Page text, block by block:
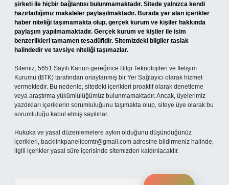
şirketi ile hiçbir bağlantısı bulunmamaktadır. Sitede yalnızca kendi
hazırladığımız makaleler paylaşılmaktadır. Burada yer alan içerikler
haber niteliği taşımamakta olup, gerçek kurum ve kişiler hakkında
paylaşım yapılmamaktadır. Gerçek kurum ve kişiler ile isim
benzerlikleri tamamen tesadüfidir. Sitemizdeki bilgiler taslak
halindedir ve tavsiye niteliği taşımazlar.
Sitemiz, 5651 Sayılı Kanun gereğince Bilgi Teknolojileri ve İletişim
Kurumu (BTK) tarafından onaylanmış bir Yer Sağlayıcı olarak hizmet
vermektedir. Bu nedenle, sitedeki içerikleri proaktif olarak denetleme
veya araştırma yükümlülüğümüz bulunmamaktadır. Ancak, üyelerimiz
yazdıkları içeriklerin sorumluluğunu taşımakta olup, siteye üye olarak bu
sorumluluğu kabul etmiş sayılırlar.
Hukuka ve yasal düzenlemelere aykırı olduğunu düşündüğünüz
içerikleri, backlinkpanelicomtr@gmail.com adresine bildirmeniz halinde,
ilgili içerikler yasal süre içerisinde sitemizden kaldırılacaktır.